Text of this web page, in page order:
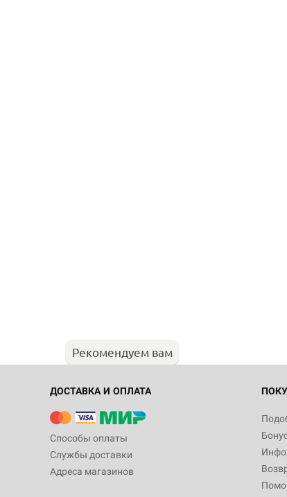
Рекомендуем вам
ДОСТАВКА И ОПЛАТА
Способы оплаты
Службы доставки
Адреса магазинов